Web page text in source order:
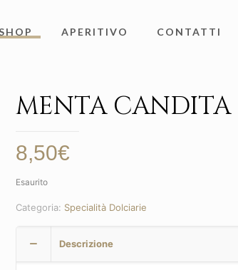
APERITIVO CONTATTI
MENTA CANDITA
8,50€
Esaurito
Categoria: Specialità Dolciarie
Descrizione